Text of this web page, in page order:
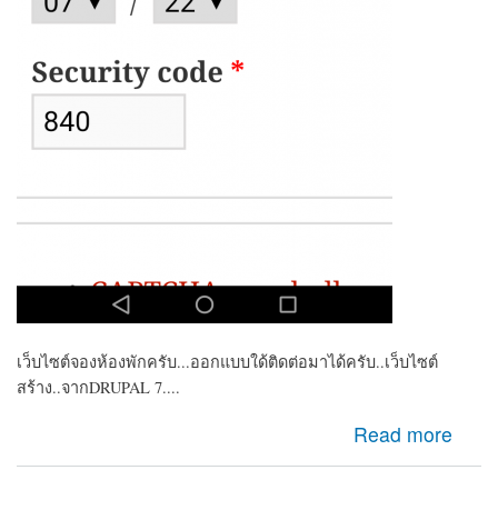
เว็บไซต์จองห้องพักครับ...ออกแบบใด้ติดต่อมาได้ครับ..เว็บไซต์
สร้าง..จากDRUPAL 7....
Read more
about ต้องการหาคนพัฒนาเว็บ เพิ่มระบบ CREDIT CARD